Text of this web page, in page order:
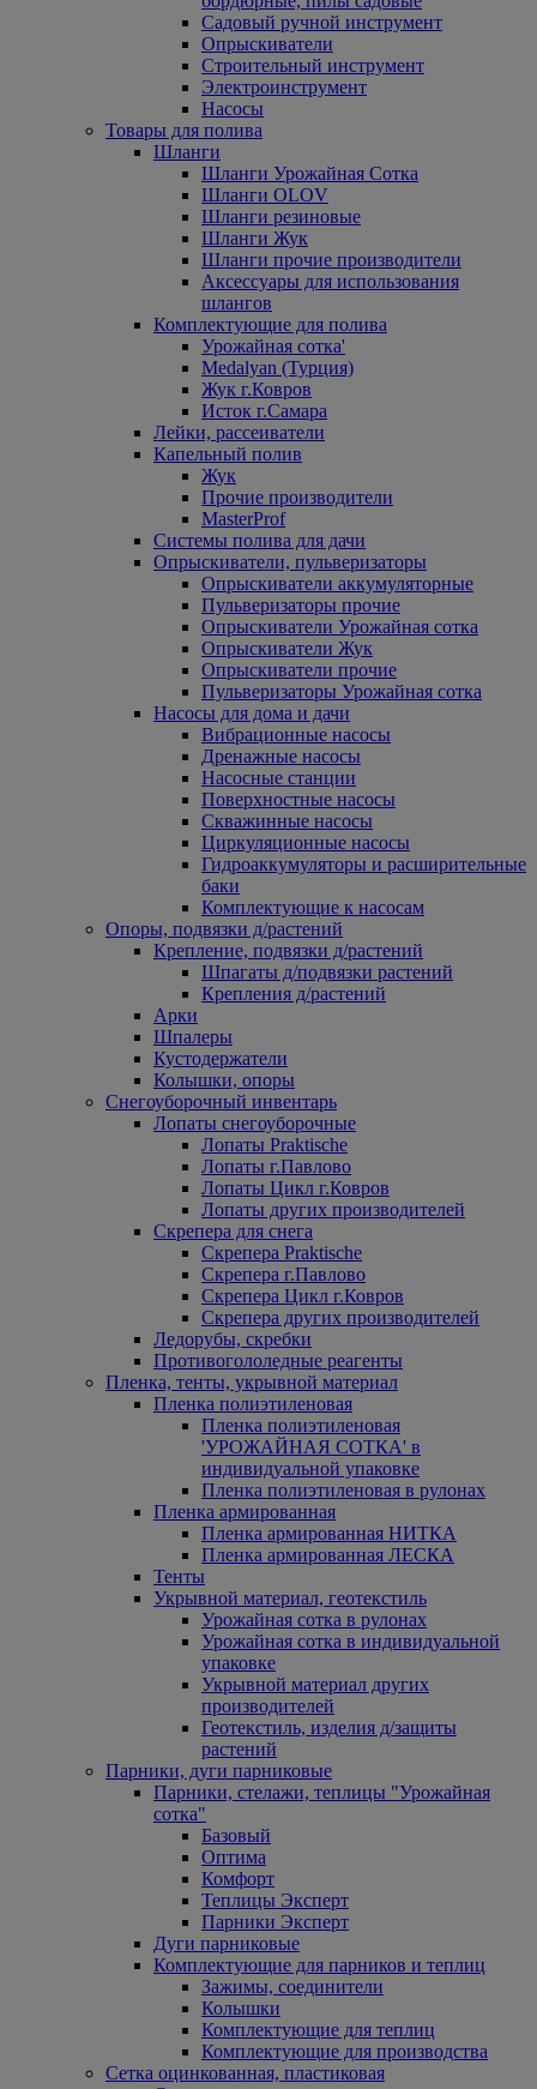
Садовый ручной инструмент
Опрыскиватели
Строительный инструмент
Электроинструмент
Насосы
Товары для полива
Шланги
Шланги Урожайная Сотка
Шланги OLOV
Шланги резиновые
Шланги Жук
Шланги прочие производители
Аксессуары для использования
шлангов
Комплектующие для полива
Урожайная сотка'
Medalyan (Турция)
Жук г.Ковров
Исток г.Самара
Лейки, рассеиватели
Капельный полив
Жук
Прочие производители
MasterProf
Системы полива для дачи
Опрыскиватели, пульверизаторы
Опрыскиватели аккумуляторные
Пульверизаторы прочие
Опрыскиватели Урожайная сотка
Опрыскиватели Жук
Опрыскиватели прочие
Пульверизаторы Урожайная сотка
Насосы для дома и дачи
Вибрационные насосы
Дренажные насосы
Насосные станции
Поверхностные насосы
Скважинные насосы
Циркуляционные насосы
Гидроаккумуляторы и расширительные
баки
Комплектующие к насосам
Опоры, подвязки д/растений
Крепление, подвязки д/растений
Шпагаты д/подвязки растений
Крепления д/растений
Арки
Шпалеры
Кустодержатели
Колышки, опоры
Снегоуборочный инвентарь
Лопаты снегоуборочные
Лопаты Praktische
Лопаты г.Павлово
Лопаты Цикл г.Ковров
Лопаты других производителей
Скрепера для снега
Скрепера Praktische
Скрепера г.Павлово
Скрепера Цикл г.Ковров
Скрепера других производителей
Ледорубы, скребки
Противогололедные реагенты
Пленка, тенты, укрывной материал
Пленка полиэтиленовая
Пленка полиэтиленовая
'УРОЖАЙНАЯ СОТКА' в
индивидуальной упаковке
Пленка полиэтиленовая в рулонах
Пленка армированная
Пленка армированная НИТКА
Пленка армированная ЛЕСКА
Тенты
Укрывной материал, геотекстиль
Урожайная сотка в рулонах
Урожайная сотка в индивидуальной
упаковке
Укрывной материал других
производителей
Геотекстиль, изделия д/защиты
растений
Парники, дуги парниковые
Парники, стелажи, теплицы "Урожайная
сотка"
Базовый
Оптима
Комфорт
Теплицы Эксперт
Парники Эксперт
Дуги парниковые
Комплектующие для парников и теплиц
Зажимы, соединители
Колышки
Комплектующие для теплиц
Комплектующие для производства
Сетка оцинкованная, пластиковая